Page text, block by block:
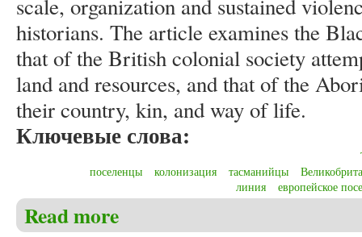
scale, organization and sustained
historians. The article examines the
that of the British colonial society
land and resources, and that of the
their country, kin, and way of life.
Ключевые слова:
поселенцы
колонизация тасманийцы
линия
европейское
Read more